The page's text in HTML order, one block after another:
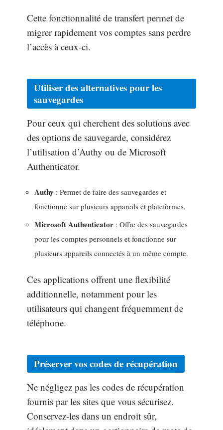
Cette fonctionnalité de transfert permet de
migrer rapidement vos comptes sans perdre
l’accès à ceux-ci.
Utiliser des alternatives pour les
sauvegardes
Pour ceux qui cherchent des solutions avec
des options de sauvegarde, considérez
l’utilisation d’Authy ou de Microsoft
Authenticator.
Authy : Permet de faire des sauvegardes et
fonctionne sur plusieurs appareils et plateformes.
Microsoft Authenticator : Offre des sauvegardes
pour les comptes personnels et fonctionne sur
plusieurs appareils connectés à un même compte.
Ces applications offrent une flexibilité
additionnelle, notamment pour les
utilisateurs qui changent fréquemment de
téléphone.
Préserver vos codes de récupération
Ne négligez pas les codes de récupération
fournis par les sites que vous sécurisez.
Conservez-les dans un endroit sûr,